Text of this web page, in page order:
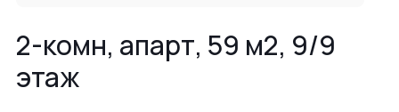
2-комн, апарт, 59 м2, 9/9
этаж